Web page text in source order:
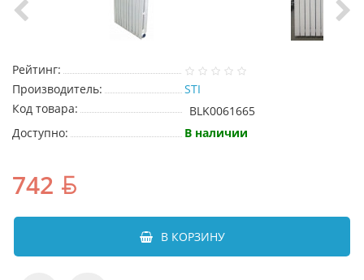
Рейтинг:
Производитель:
STI
Код товара:
BLK0061665
Доступно:
В наличии
742
В КОРЗИНУ